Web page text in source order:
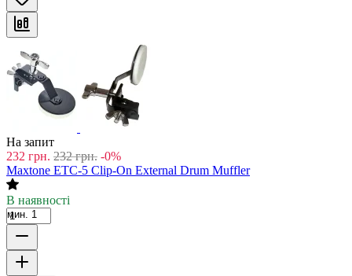
На запит
232 грн. 232 грн. -0%
Maxtone ETC-5 Clip-On External Drum Muffler
В наявності
мин. 1